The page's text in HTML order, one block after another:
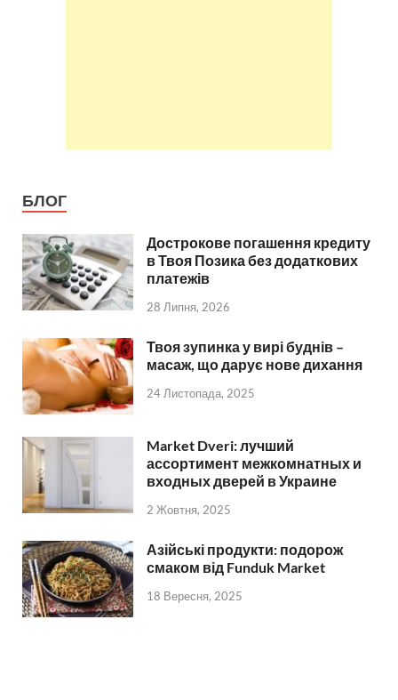
БЛОГ
Дострокове погашення кредиту
в Твоя Позика без додаткових
платежів
28 Липня, 2026
Твоя зупинка у вирі буднів –
масаж, що дарує нове дихання
24 Листопада, 2025
Market Dveri: лучший
ассортимент межкомнатных и
входных дверей в Украине
2 Жовтня, 2025
Азійські продукти: подорож
смаком від Funduk Market
18 Вересня, 2025